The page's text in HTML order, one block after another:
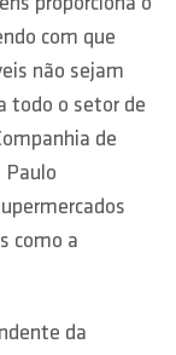
com que
não sejam
todo o setor de
de
Paulo
como a
da